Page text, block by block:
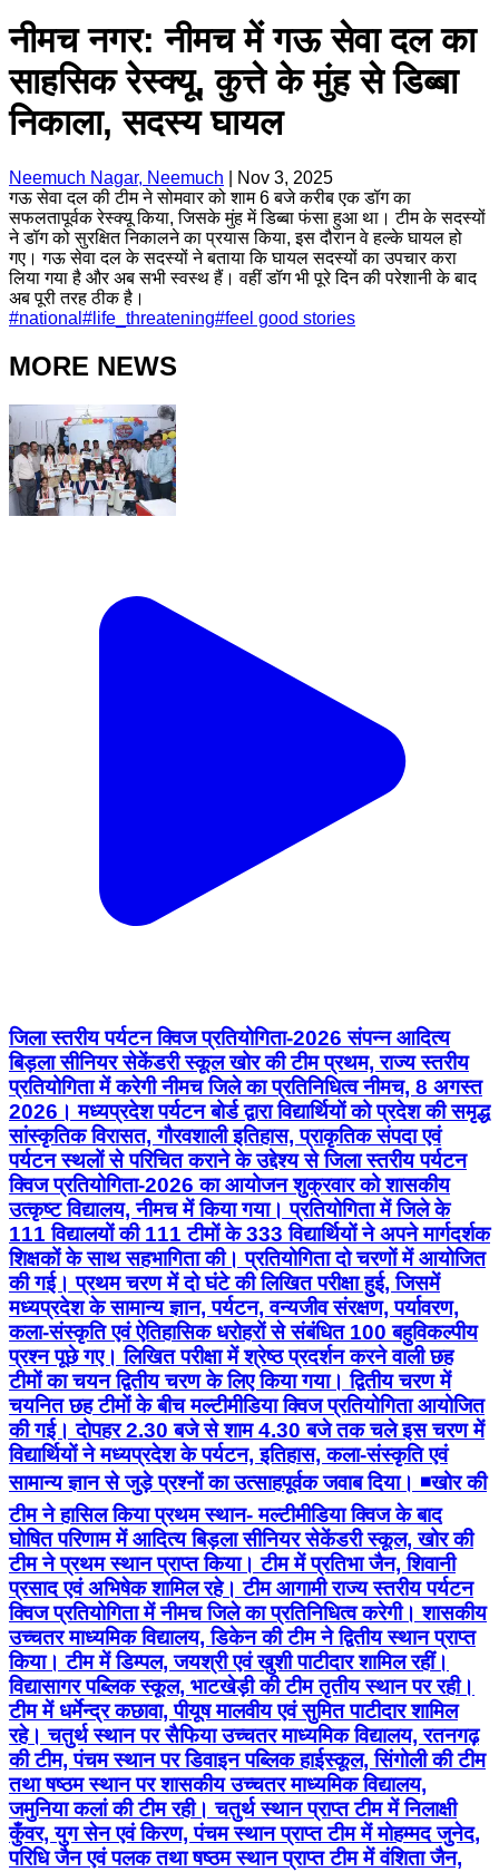
नीमच नगर: नीमच में गऊ सेवा दल का
साहसिक रेस्क्यू, कुत्ते के मुंह से डिब्बा
निकाला, सदस्य घायल
Neemuch Nagar, Neemuch
Nov 3, 2025
गऊ सेवा दल की टीम ने सोमवार को शाम 6 बजे करीब एक डॉग का
सफलतापूर्वक रेस्क्यू किया, जिसके मुंह में डिब्बा फंसा हुआ था। टीम के सदस्यों
ने डॉग को सुरक्षित निकालने का प्रयास किया, इस दौरान वे हल्के घायल हो
गए। गऊ सेवा दल के सदस्यों ने बताया कि घायल सदस्यों का उपचार करा
लिया गया है और अब सभी स्वस्थ हैं। वहीं डॉग भी पूरे दिन की परेशानी के बाद
अब पूरी तरह ठीक है।
#national # life_threatening#feel good stories
MORE NEWS
जिला स्तरीय पर्यटन क्विज प्रतियोगिता-2026 संपन्न आदित्य
बिड़ला सीनियर सेकेंडरी स्कूल खोर की टीम प्रथम, राज्य स्तरीय
प्रतियोगिता में करेगी नीमच जिले का प्रतिनिधित्व नीमच, 8 अगस्त
2026। मध्यप्रदेश पर्यटन बोर्ड द्वारा विद्यार्थियों को प्रदेश की समृद्ध
सांस्कृतिक विरासत, गौरवशाली इतिहास, प्राकृतिक संपदा एवं
पर्यटन स्थलों से परिचित कराने के उद्देश्य से जिला स्तरीय पर्यटन
क्विज प्रतियोगिता-2026 का आयोजन शुक्रवार को शासकीय
उत्कृष्ट विद्यालय, नीमच में किया गया। प्रतियोगिता में जिले के
111 विद्यालयों की 111 टीमों के 333 विद्यार्थियों ने अपने मार्गदर्शक
शिक्षकों के साथ सहभागिता की। प्रतियोगिता दो चरणों में आयोजित
की गई। प्रथम चरण में दो घंटे की लिखित परीक्षा हुई, जिसमें
मध्यप्रदेश के सामान्य ज्ञान, पर्यटन, वन्यजीव संरक्षण, पर्यावरण,
कला-संस्कृति एवं ऐतिहासिक धरोहरों से संबंधित 100 बहुविकल्पीय
प्रश्न पूछे गए। लिखित परीक्षा में श्रेष्ठ प्रदर्शन करने वाली छह
टीमों का चयन द्वितीय चरण के लिए किया गया। द्वितीय चरण में
चयनित छह टीमों के बीच मल्टीमीडिया क्विज प्रतियोगिता आयोजित
की गई। दोपहर 2.30 बजे से शाम 4.30 बजे तक चले इस चरण में
विद्यार्थियों ने मध्यप्रदेश के पर्यटन, इतिहास, कला-संस्कृति एवं
सामान्य ज्ञान से जुड़े प्रश्नों का उत्साहपूर्वक जवाब दिया। ◾खोर की
टीम ने हासिल किया प्रथम स्थान- मल्टीमीडिया क्विज के बाद
घोषित परिणाम में आदित्य बिड़ला सीनियर सेकेंडरी स्कूल, खोर की
टीम ने प्रथम स्थान प्राप्त किया। टीम में प्रतिभा जैन, शिवानी
प्रसाद एवं अभिषेक शामिल रहे। टीम आगामी राज्य स्तरीय पर्यटन
क्विज प्रतियोगिता में नीमच जिले का प्रतिनिधित्व करेगी। शासकीय
उच्चतर माध्यमिक विद्यालय, डिकेन की टीम ने द्वितीय स्थान प्राप्त
किया। टीम में डिम्पल, जयश्री एवं खुशी पाटीदार शामिल रहीं।
विद्यासागर पब्लिक स्कूल, भाटखेड़ी की टीम तृतीय स्थान पर रही।
टीम में धर्मेन्द्र कछावा, पीयूष मालवीय एवं सुमित पाटीदार शामिल
रहे। चतुर्थ स्थान पर सैफिया उच्चतर माध्यमिक विद्यालय, रतनगढ़
की टीम, पंचम स्थान पर डिवाइन पब्लिक हाईस्कूल, सिंगोली की टीम
तथा षष्ठम स्थान पर शासकीय उच्चतर माध्यमिक विद्यालय,
जमुनिया कलां की टीम रही। चतुर्थ स्थान प्राप्त टीम में निलाक्षी
कुँवर, युग सेन एवं किरण, पंचम स्थान प्राप्त टीम में मोहम्मद जुनेद,
परिधि जैन एवं पलक तथा षष्ठम स्थान प्राप्त टीम में वंशिता जैन,